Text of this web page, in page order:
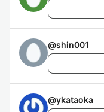
@shin001
@ykataoka